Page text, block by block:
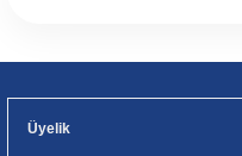
Üyelik